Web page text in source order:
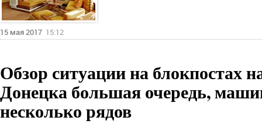
15 мая 2017 15:12
Обзор ситуации на блокпостах
Донецка большая очередь,
несколько рядов